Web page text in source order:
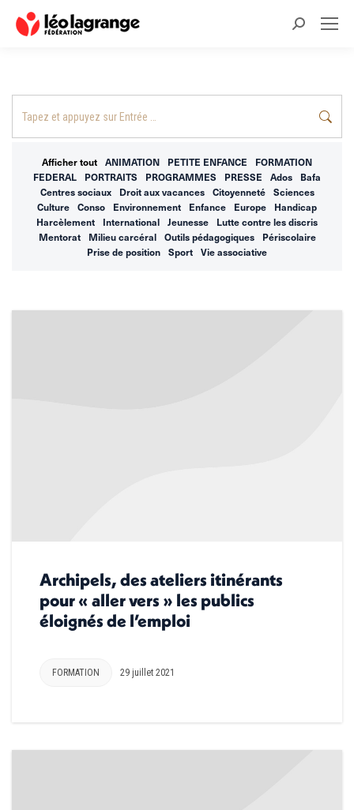
Recherche
Afficher tout ANIMATION PETITE ENFANCE
FORMATION
FEDERAL
PORTRAITS PROGRAMMES PRESSE Ados
Bafa
Centres sociaux
Droit aux vacances Citoyenneté
Sciences
Culture
Conso Environnement Enfance Europe
Handicap
Harcèlement
International Jeunesse
Lutte contre les discris
Mentorat
Milieu carcéral Outils pédagogiques
Périscolaire
Prise de position
Sport Vie associative
Archipels, des ateliers itinérants
pour « aller vers » les publics
éloignés de l’emploi
FORMATION 29 juillet 2021